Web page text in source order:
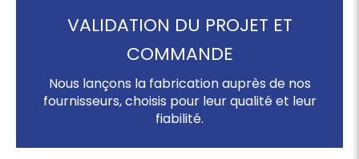
VALIDATION DU PROJET ET
COMMANDE
Nous lançons la fabrication auprès de nos
fournisseurs, choisis pour leur qualité et leur
fiabilité.